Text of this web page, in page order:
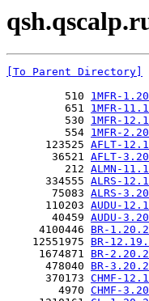
[To Parent Directory]
         510
1MFR-
         651
1MFR-
         530
1MFR-
         554
1MFR-
      123525
AFLT-
       36521
AFLT-
         212
ALMN-
      334555
ALRS-
       75083
ALRS-
      110203
AUDU-
       40459
AUDU-
     4100446
BR-
    12551975
BR-
     1674871
BR-
      478040
BR-
      370173
CHMF-
        4970
CHMF-